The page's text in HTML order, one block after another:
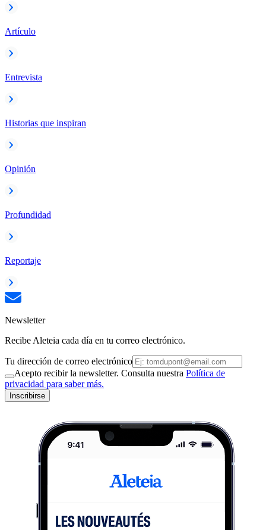
Artículo
Entrevista
Historias que inspiran
Opinión
Profundidad
Reportaje
Newsletter
Recibe Aleteia cada día en tu correo electrónico.
Tu dirección de correo electrónico
Acepto recibir la newsletter. Consulta nuestra Política de
privacidad para saber más.
Inscribirse